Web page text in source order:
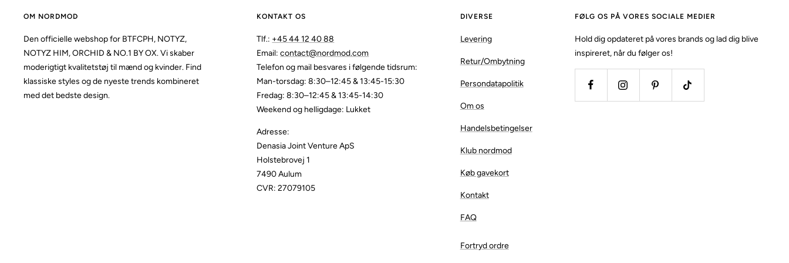
OM NORDMOD
Den officielle webshop for BTFCPH, NOTYZ,
NOTYZ HIM, ORCHID & NO.1 BY OX. Vi skaber
moderigtigt kvalitetstøj til mænd og kvinder. Find
klassiske styles og de nyeste trends kombineret
med det bedste design.
KONTAKT OS
Tlf.: +45 44 12 40 88
Email:contact@nordmod.com
Telefon og mail besvares i følgende tidsrum:
Man-torsdag: 8:30–12:45 & 13:45-15:30
Fredag: 8:30–12:45 & 13:45-14:30
Weekend og helligdage: Lukket
Adresse:
Denasia Joint Venture ApS
Holstebrovej 1
7490 Aulum
CVR: 27079105
DIVERSE
Levering
Retur/Ombytning
Persondatapolitik
Om os
Handelsbetingelser
Klub nordmod
Køb gavekort
Kontakt
FAQ
Fortryd ordre
FØLG OS PÅ VORES SOCIALE MEDIER
Hold dig opdateret på vores brands og lad dig blive
inspireret, når du følger os!